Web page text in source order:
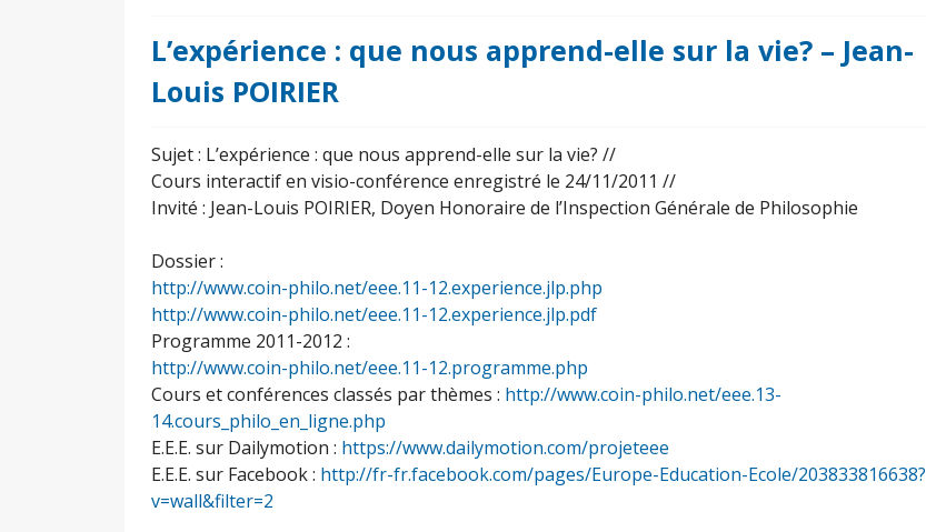
L’expérience : que nous apprend-elle sur la vie? – Jean-
Louis POIRIER
Sujet : L’expérience : que nous apprend-elle sur la vie? //
Cours interactif en visio-conférence enregistré le 24/11/2011 //
Invité : Jean-Louis POIRIER, Doyen Honoraire de l’Inspection Générale de Philosophie
Dossier :
http://www.coin-philo.net/eee.11-12.experience.jlp.php
http://www.coin-philo.net/eee.11-12.experience.jlp.pdf
Programme 2011-2012 :
http://www.coin-philo.net/eee.11-12.programme.php
Cours et conférences classés par thèmes : http://www.coin-philo.net/eee.13-
14.cours_philo_en_ligne.php
E.E.E. sur Dailymotion : https://www.dailymotion.com/projeteee
E.E.E. sur Facebook : http://fr-fr.facebook.com/pages/Europe-Education-Ecole/203833816638?
v=wall&filter=2